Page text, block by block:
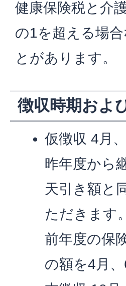
健康保険税と介
の1を超える場
とがあります。
徴収時期およ
仮徴収 4月
昨年度から
天引き額と
ただきます
前年度の保
の額を4月